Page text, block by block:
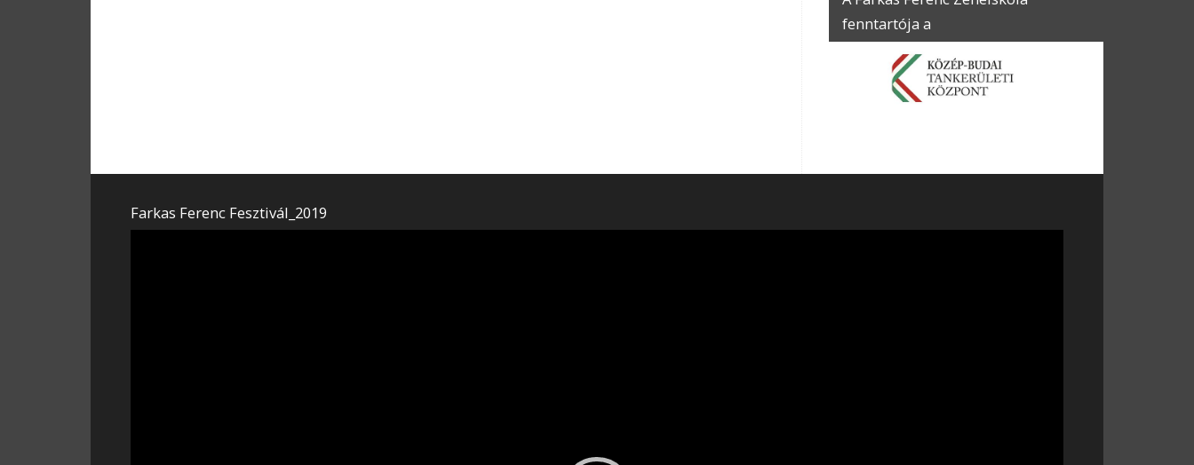
fenntartója a
Farkas Ferenc Fesztivál_2019